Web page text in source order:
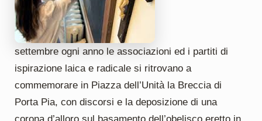
settembre ogni anno le associazioni ed i partiti di
ispirazione laica e radicale si ritrovano a
commemorare in Piazza dell’Unità la Breccia di
Porta Pia, con discorsi e la deposizione di una